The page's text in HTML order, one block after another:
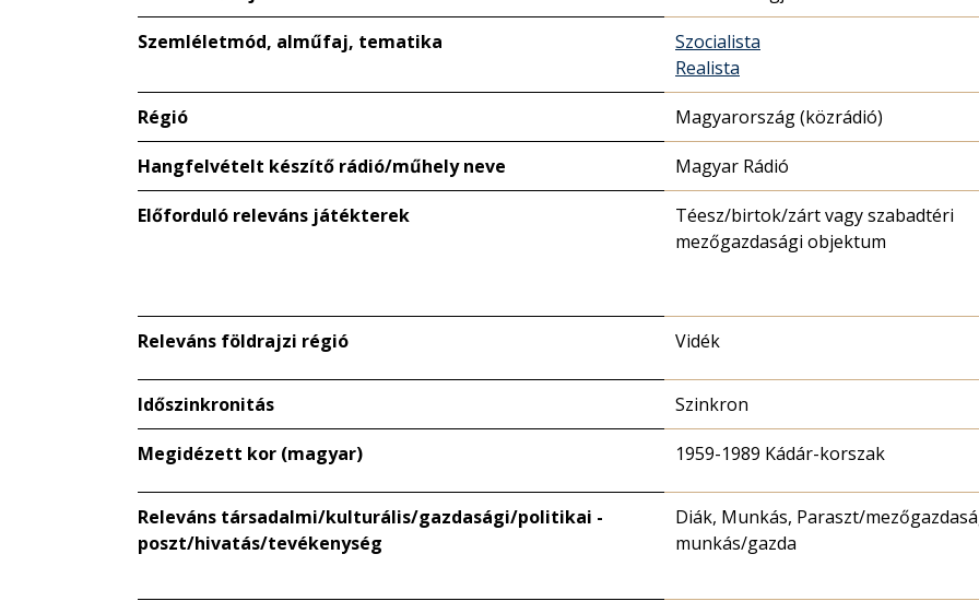
Szemléletmód, alműfaj, tematika
Szocialista
Realista
Régió Magyarország (közrádió)
Hangfelvételt készítő rádió/műhely neve Magyar Rádió
Előforduló releváns játékterek
Téesz/birtok/zárt vagy szabadtéri
mezőgazdasági objektum
Releváns földrajzi régió Vidék
Időszinkronitás Szinkron
Megidézett kor (magyar) 1959-1989 Kádár-korszak
Releváns társadalmi/kulturális/gazdasági/politikai -
poszt/hivatás/tevékenység
Diák, Munkás, Paraszt/
munkás/gazda